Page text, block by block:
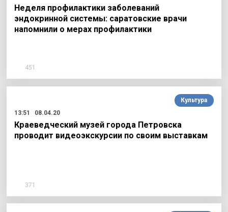
Неделя профилактики заболеваний
эндокринной системы: саратовские врачи
напомнили о мерах профилактики
451
Культура
13:51
08.04.20
Краеведческий музей города Петровска
проводит видеоэкскурсии по своим выставкам
371